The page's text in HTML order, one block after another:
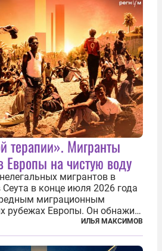
терапии». Мигранты
на чистую воду
мигрантов в
в конце июля 2026 года
миграционным
рубежах Европы. Он обнажил
внутри Евросоюза,
что десятилетиями
политика ЕС
ИЛЬЯ МАКСИМОВ